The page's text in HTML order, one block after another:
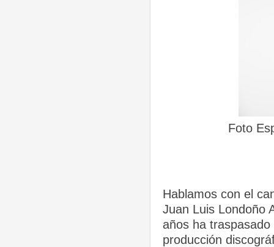
Foto
Hablamos con el
Juan Luis Londoño
años ha
producción